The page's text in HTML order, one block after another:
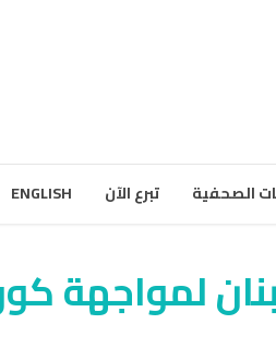
الصحفية تبرع الآن ENGLISH
لمواجهة